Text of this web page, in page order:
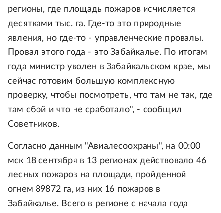
регионы, где площадь пожаров исчисляется
десятками тыс. га. Где-то это природные
явления, но где-то - управленческие провалы.
Провал этого года - это Забайкалье. По итогам
года министр уволен в Забайкальском крае, мы
сейчас готовим большую комплексную
проверку, чтобы посмотреть, что там не так, где
там сбой и что не сработало", - сообщил
Советников.
Согласно данным "Авиалесоохраны", на 00:00
мск 18 сентября в 13 регионах действовало 46
лесных пожаров на площади, пройденной
огнем 89872 га, из них 16 пожаров в
Забайкалье. Всего в регионе с начала года